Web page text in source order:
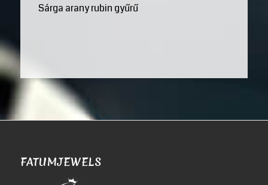
Sárga arany rubin gyűrű
FATUMJEWELS